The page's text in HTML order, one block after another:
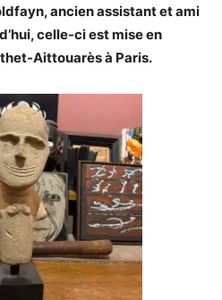
ancien assistant et ami
celle-ci est mise en
Aittouarès à Paris.